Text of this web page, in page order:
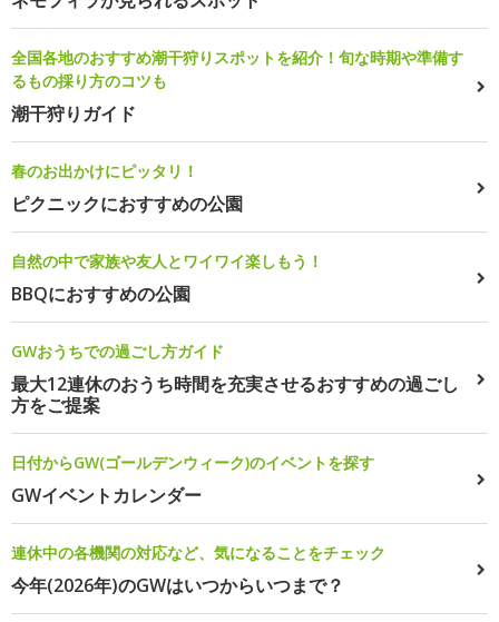
全国各地のおすすめ潮干狩りスポットを紹介！旬な時期や準備す
るもの採り方のコツも
潮干狩りガイド
春のお出かけにピッタリ！
ピクニックにおすすめの公園
自然の中で家族や友人とワイワイ楽しもう！
BBQにおすすめの公園
GWおうちでの過ごし方ガイド
最大12連休のおうち時間を充実させるおすすめの過ごし
方をご提案
日付からGW(ゴールデンウィーク)のイベントを探す
GWイベントカレンダー
連休中の各機関の対応など、気になることをチェック
今年(2026年)のGWはいつからいつまで？